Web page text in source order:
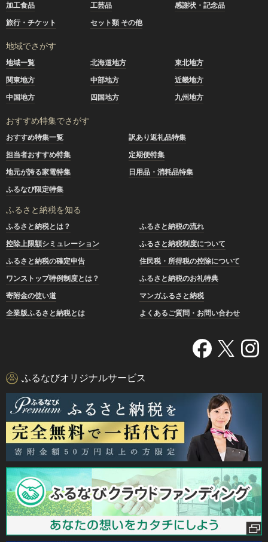
加工食品
工芸品
感謝状・記念品
旅行・チケット
セット類 その他
地域でさがす
地域一覧 北海道地方
東北地方
関東地方
中部地方
近畿地方
中国地方
四国地方 九州地方
おすすめ特集でさがす
おすすめ特集一覧
訳あり返礼品特集
担当者おすすめ特集
定期便特集
地元が誇る家電特集
日用品・消耗品特集
ふるなび限定特集
ふるさと納税を知る
ふるさと納税とは？
ふるさと納税の流れ
控除上限額シミュレーション
ふるさと納税制度について
ふるさと納税の確定申告
住民税・所得税の控除について
ワンストップ特例制度とは？
ふるさと納税のお礼特典
寄附金の使い道
マンガふるさと納税
企業版ふるさと納税とは
よくあるご質問・お問い合わせ
ふるなびオリジナルサービス